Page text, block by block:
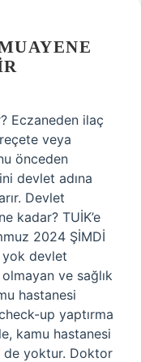
Eczaneden ilaç
veya
önceden
devlet adına
Devlet
kadar? TUİK’e
2024 ŞİMDİ
yok devlet
ve sağlık
hastanesi
up yaptırma
kamu hastanesi
de yoktur. Doktor